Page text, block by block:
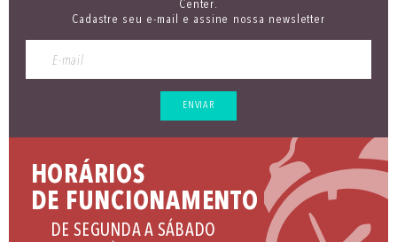
Center.
Cadastre seu e-mail e assine nossa newsletter
ENVIAR
HORÁRIOS
DE FUNCIONAMENTO
DE SEGUNDA A SÁBADO